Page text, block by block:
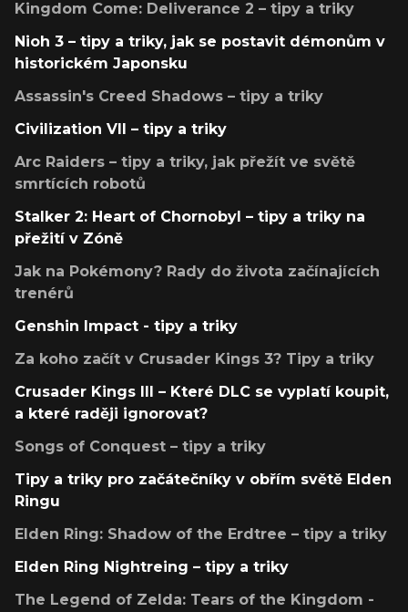
Kingdom Come: Deliverance 2 – tipy a triky
Nioh 3 – tipy a triky, jak se postavit démonům v
historickém Japonsku
Assassin's Creed Shadows – tipy a triky
Civilization VII – tipy a triky
Arc Raiders – tipy a triky, jak přežít ve světě
smrtících robotů
Stalker 2: Heart of Chornobyl – tipy a triky na
přežití v Zóně
Jak na Pokémony? Rady do života začínajících
trenérů
Genshin Impact - tipy a triky
Za koho začít v Crusader Kings 3? Tipy a triky
Crusader Kings III – Které DLC se vyplatí koupit,
a které raději ignorovat?
Songs of Conquest – tipy a triky
Tipy a triky pro začátečníky v obřím světě Elden
Ringu
Elden Ring: Shadow of the Erdtree – tipy a triky
Elden Ring Nightreing – tipy a triky
The Legend of Zelda: Tears of the Kingdom -